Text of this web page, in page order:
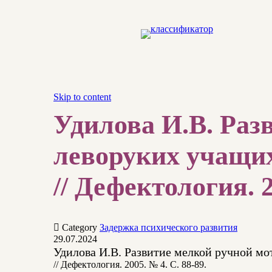
Skip to content
Удилова И.В.
леворуких
// Дефектология.
 Category Задержка психического развития
29.07.2024
Удилова И.В. Развитие мелкой ручной
// Дефектология. 2005. № 4. С. 88-89.